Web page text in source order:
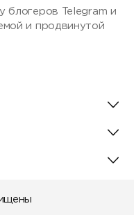
блогеров Telegram и
и продвинутой